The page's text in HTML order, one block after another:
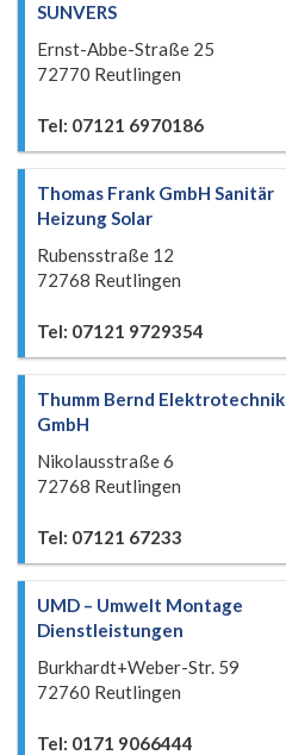
SUNVERS
Ernst-Abbe-Straße 25
72770 Reutlingen
Tel: 07121 6970186
Thomas Frank GmbH Sanitär
Heizung Solar
Rubensstraße 12
72768 Reutlingen
Tel: 07121 9729354
Thumm Bernd Elektrotechnik
GmbH
Nikolausstraße 6
72768 Reutlingen
Tel: 07121 67233
UMD – Umwelt Montage
Dienstleistungen
Burkhardt+Weber-Str. 59
72760 Reutlingen
Tel: 0171 9066444